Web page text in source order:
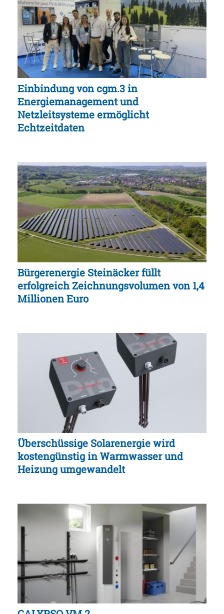
Einbindung von cgm.3 in
Energiemanagement und
Netzleitsysteme ermöglicht
Echtzeitdaten
Bürgerenergie Steinäcker füllt
erfolgreich Zeichnungsvolumen von 1,4
Millionen Euro
Überschüssige Solarenergie wird
kostengünstig in Warmwasser und
Heizung umgewandelt